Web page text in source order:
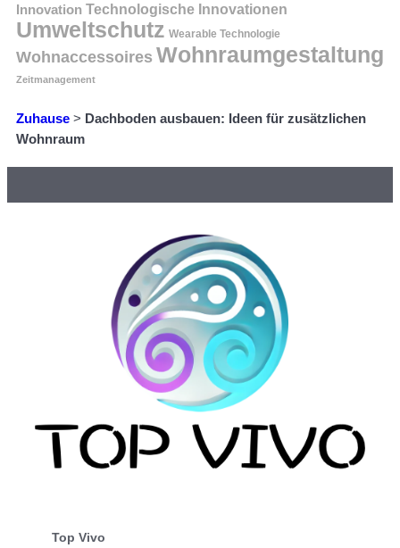
Innovation Technologische Innovationen
Umweltschutz Wearable Technologie
Wohnaccessoires Wohnraumgestaltung
Zeitmanagement
Zuhause > Dachboden ausbauen: Ideen für zusätzlichen
Wohnraum
Top Vivo